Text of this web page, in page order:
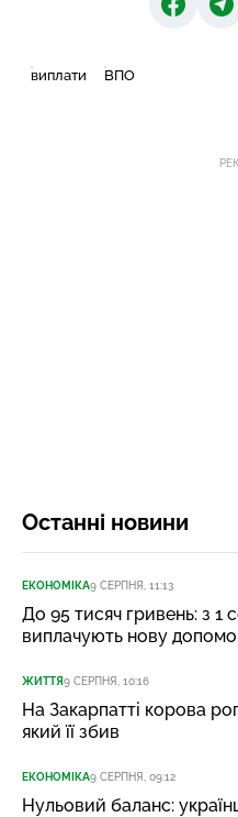
виплати ВПО
Останні новини
ЕКОНОМІКА9 СЕРПНЯ, 11:13
До 95 тисяч гривень: з 1
виплачують нову
ЖИТТЯ9 СЕРПНЯ, 10:16
На Закарпатті корова
який її збив
ЕКОНОМІКА9 СЕРПНЯ, 09:12
Нульовий баланс: